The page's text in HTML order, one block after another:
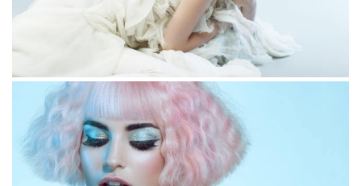
Duis